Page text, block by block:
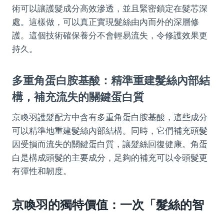
術可以讓護髮成分高效滲透，並且緊密鎖定在髮芯深
處。這樣做，可以真正實現髮絲由內而外的深層修
護。這個技術確保養分不會輕易流失，令修護效果更
持久。
多重角蛋白胺基酸：精準重建髮絲內部結
構，補充流失的關鍵蛋白質
京喚羽護髮配方中含有多重角蛋白胺基酸，這些成分
可以精準地重建髮絲內部結構。同時，它們補充頭髮
因受損而流失的關鍵蛋白質，讓髮絲回復健康。角蛋
白是構成頭髮的主要成分，足夠的補充可以令頭髮更
有彈性和韌度。
京喚羽的獨特價值：一次「髮絲的智